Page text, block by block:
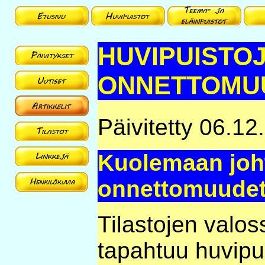
Päivitetty
Kuolemaan
Tilastojen
tapahtuu